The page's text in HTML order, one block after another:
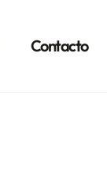
Contacto